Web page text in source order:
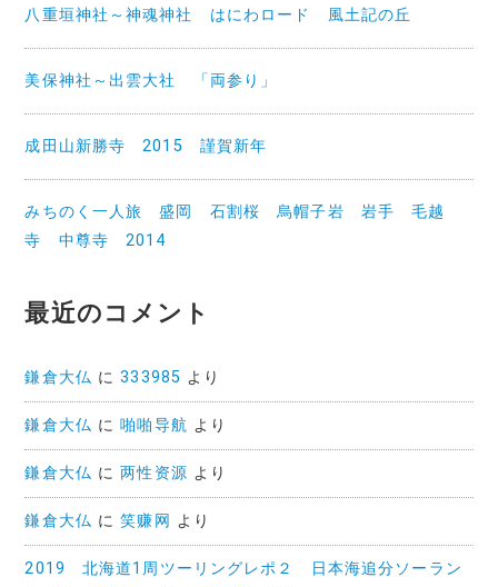
八重垣神社～神魂神社 はにわロード 風土記の丘
美保神社～出雲大社 「両参り」
成田山新勝寺 2015 謹賀新年
みちのく一人旅 盛岡 石割桜 烏帽子岩 岩手 毛越
寺 中尊寺 2014
最近のコメント
鎌倉大仏 に333985 より
鎌倉大仏 に啪啪导航 より
鎌倉大仏 に两性资源 より
鎌倉大仏 に笑赚网 より
2019 北海道1周ツーリングレポ２ 日本海追分ソーラン